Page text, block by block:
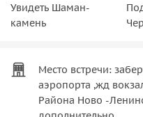
Увидеть Шаман-
камень
Место встречи:
аэропорта ,жд
Района Ново -